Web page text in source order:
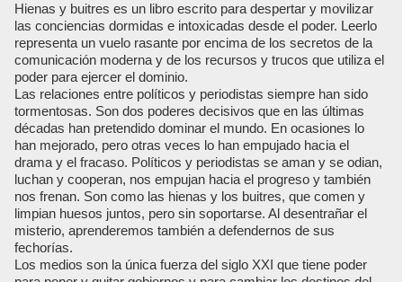
Hienas y buitres es un libro escrito para despertar y movilizar
las conciencias dormidas e intoxicadas desde el poder. Leerlo
representa un vuelo rasante por encima de los secretos de la
comunicación moderna y de los recursos y trucos que utiliza el
poder para ejercer el dominio.
Las relaciones entre políticos y periodistas siempre han sido
tormentosas. Son dos poderes decisivos que en las últimas
décadas han pretendido dominar el mundo. En ocasiones lo
han mejorado, pero otras veces lo han empujado hacia el
drama y el fracaso. Políticos y periodistas se aman y se odian,
luchan y cooperan, nos empujan hacia el progreso y también
nos frenan. Son como las hienas y los buitres, que comen y
limpian huesos juntos, pero sin soportarse. Al desentrañar el
misterio, aprenderemos también a defendernos de sus
fechorías.
Los medios son la única fuerza del siglo XXI que tiene poder